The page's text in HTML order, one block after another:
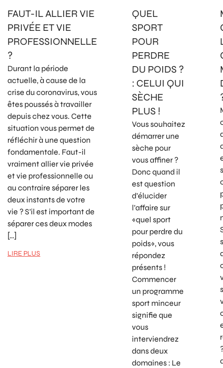
FAUT-IL ALLIER VIE
PRIVÉE ET VIE
PROFESSIONNELLE
?
Durant la période
actuelle, à cause de la
crise du coronavirus, vous
êtes poussés à travailler
depuis chez vous. Cette
situation vous permet de
réfléchir à une question
fondamentale. Faut-il
vraiment allier vie privée
et vie professionnelle ou
au contraire séparer les
deux instants de votre
vie ? S’il est important de
séparer ces deux modes
[…]
LIRE PLUS
QUEL
SPORT
POUR
PERDRE
DU POIDS ?
: CELUI QUI
SÈCHE
PLUS !
Vous souhaitez
démarrer une
sèche pour
vous affiner ?
Donc quand il
est question
d’élucider
l’affaire sur
«quel sport
pour perdre du
poids», vous
répondez
présents !
Commencer
un programme
sport minceur
signifie que
vous
interviendrez
dans deux
domaines : Le